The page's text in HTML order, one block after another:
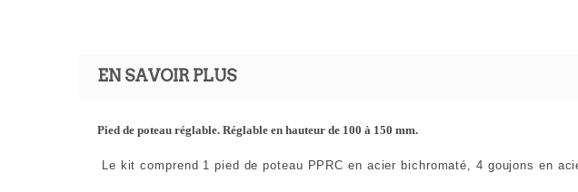
EN SAVOIR PLUS
Pied de poteau réglable. Réglable en hauteur de 100 à 150 mm.
Le kit comprend 1 pied de poteau PPRC en acier bichromaté, 4 goujons en